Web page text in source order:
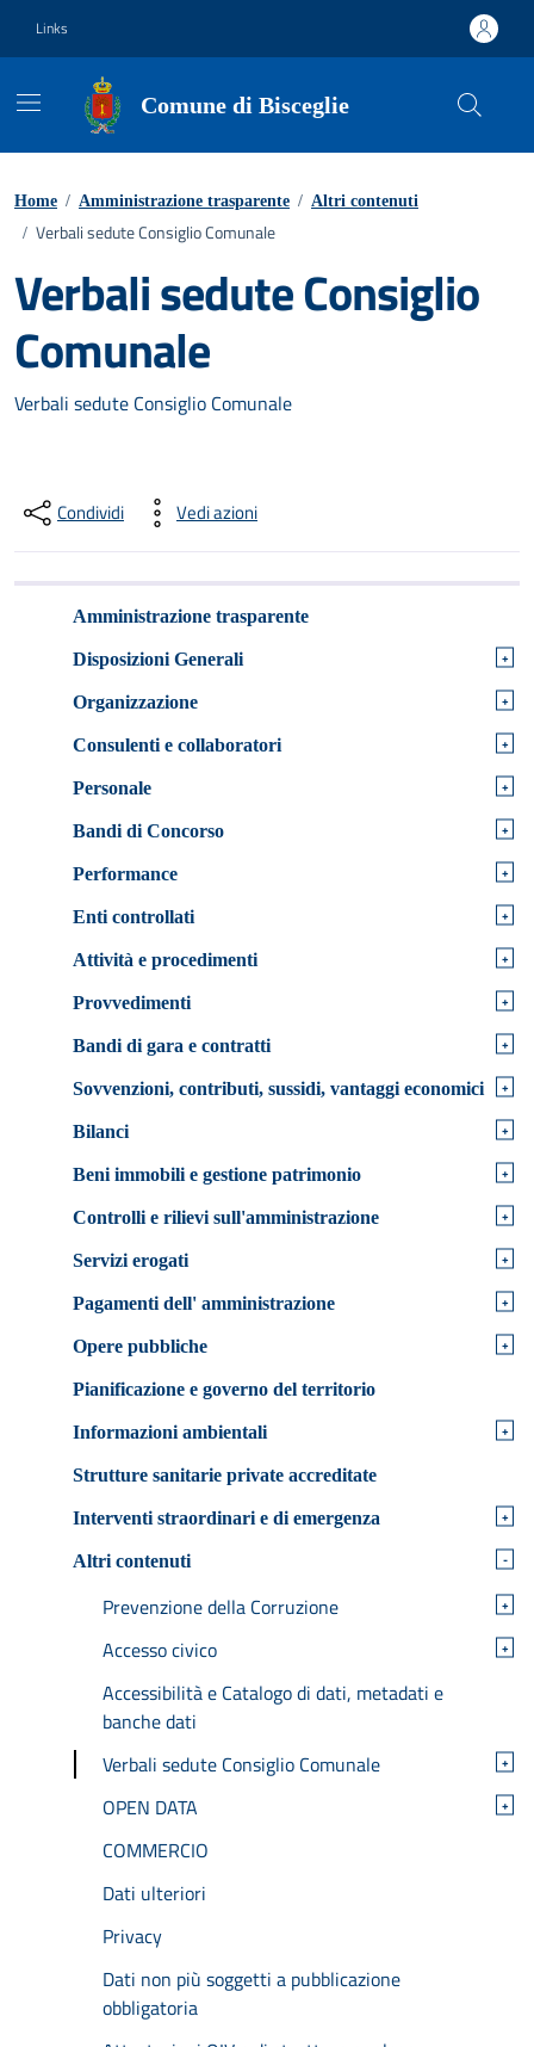
Links
Comune di Bisceglie
Home / Amministrazione trasparente / Altri contenuti
/ Verbali sedute Consiglio Comunale
Verbali sedute Consiglio
Comunale
Verbali sedute Consiglio Comunale
Condividi Vedi azioni
Amministrazione trasparente
Disposizioni Generali +
Organizzazione +
Consulenti e collaboratori +
Personale +
Bandi di Concorso +
Performance +
Enti controllati +
Attività e procedimenti +
Provvedimenti +
Bandi di gara e contratti +
Sovvenzioni, contributi, sussidi, vantaggi economici +
Bilanci +
Beni immobili e gestione patrimonio +
Controlli e rilievi sull'amministrazione +
Servizi erogati +
Pagamenti dell' amministrazione +
Opere pubbliche +
Pianificazione e governo del territorio
Informazioni ambientali +
Strutture sanitarie private accreditate
Interventi straordinari e di emergenza +
Altri contenuti -
Prevenzione della Corruzione +
Accesso civico +
Accessibilità e Catalogo di dati, metadati e
banche dati
Verbali sedute Consiglio Comunale
+
OPEN DATA +
COMMERCIO
Dati ulteriori
Privacy
Dati non più soggetti a pubblicazione
obbligatoria